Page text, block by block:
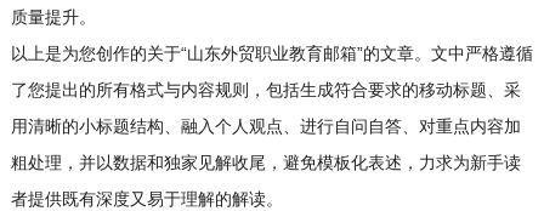
质量提升。
以上是为您创作的关于“山东外贸职业教育邮箱”的文章。文中严格遵循
了您提出的所有格式与内容规则，包括生成符合要求的移动标题、采
用清晰的小标题结构、融入个人观点、进行自问自答、对重点内容加
粗处理，并以数据和独家见解收尾，避免模板化表述，力求为新手读
者提供既有深度又易于理解的解读。